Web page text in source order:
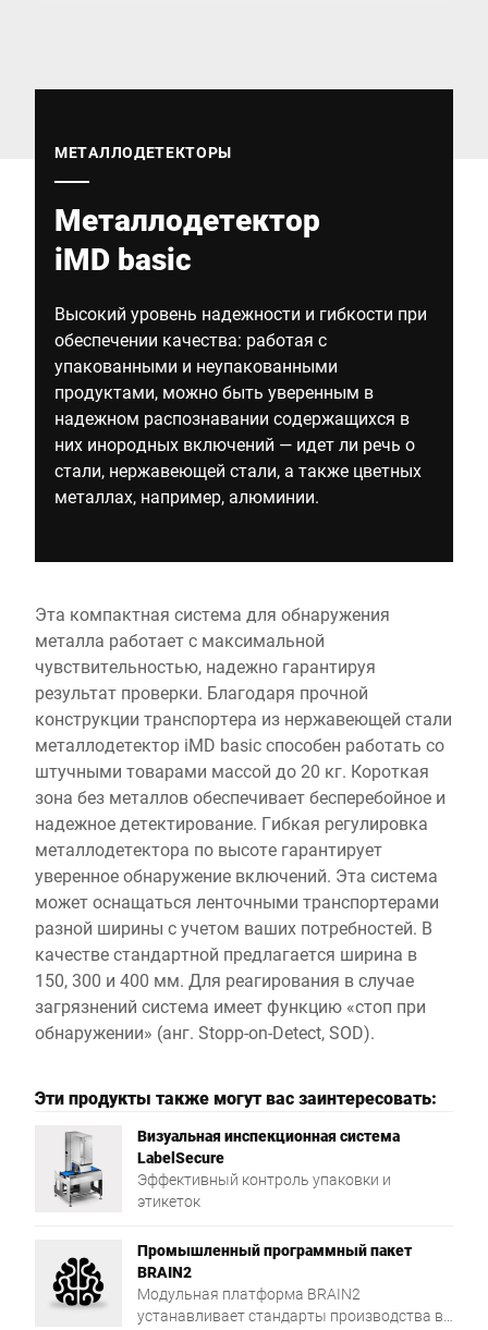
МЕТАЛЛОДЕТЕКТОРЫ
Металлодетектор
iMD basic
Высокий уровень надежности и гибкости при
обеспечении качества: работая с
упакованными и неупакованными
продуктами, можно быть уверенным в
надежном распознавании содержащихся в
них инородных включений — идет ли речь о
стали, нержавеющей стали, а также цветных
металлах, например, алюминии.
Эта компактная система для обнаружения
металла работает с максимальной
чувствительностью, надежно гарантируя
результат проверки. Благодаря прочной
конструкции транспортера из нержавеющей стали
металлодетектор iMD basic способен работать со
штучными товарами массой до 20 кг. Короткая
зона без металлов обеспечивает бесперебойное и
надежное детектирование. Гибкая регулировка
металлодетектора по высоте гарантирует
уверенное обнаружение включений. Эта система
может оснащаться ленточными транспортерами
разной ширины с учетом ваших потребностей. В
качестве стандартной предлагается ширина в
150, 300 и 400 мм. Для реагирования в случае
загрязнений система имеет функцию «стоп при
обнаружении» (анг. Stopp-on-Detect, SOD).
Эти продукты также могут вас заинтересовать:
Визуальная инспекционная система
LabelSecure
Эффективный контроль упаковки и
этикеток
Промышленный программный пакет
BRAIN2
Модульная платформа BRAIN2
устанавливает стандарты производства в